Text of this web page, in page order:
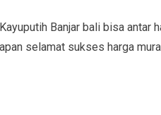
Banjar bali bisa antar
selamat sukses harga